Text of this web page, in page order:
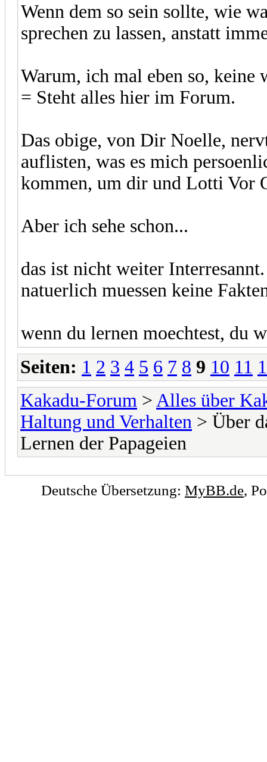
Wenn dem so sein sollte, wie
sprechen zu lassen, anstatt
Warum, ich mal eben so, keine
= Steht alles hier im Forum.
Das obige, von Dir Noelle,
auflisten, was es mich
kommen, um dir und Lotti Vor
Aber ich sehe schon...
das ist nicht weiter
natuerlich muessen keine
wenn du lernen moechtest, du
Seiten: 1 2 3 4 5 6 7 8 9 10 11
Kakadu-Forum > Alles über
Haltung und Verhalten > Über
Lernen der Papageien
Deutsche Übersetzung: MyBB.de,